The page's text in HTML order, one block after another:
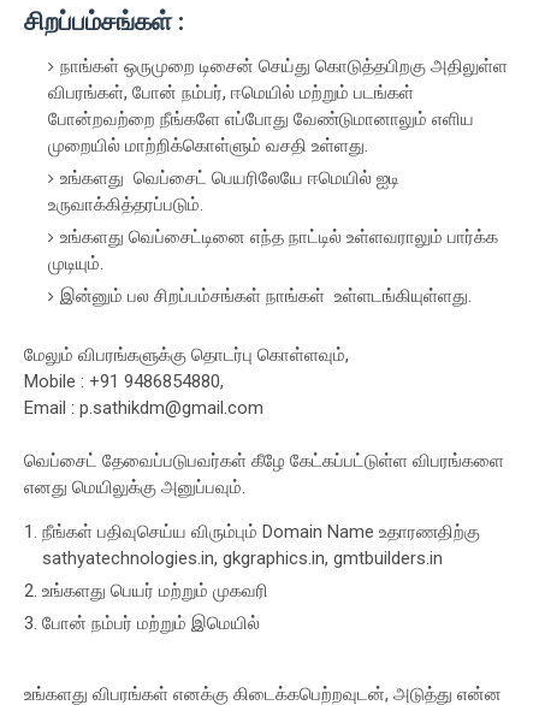
சிறப்பம்சங்கள் :
நாங்கள் ஒருமுறை டிசைன் செய்து கொடுத்தபிறகு அதிலுள்ள
விபரங்கள், போன் நம்பர், ஈமெயில் மற்றும் படங்கள்
போன்றவற்றை நீங்களே எப்போது வேண்டுமானாலும் எளிய
முறையில் மாற்றிக்கொள்ளும் வசதி உள்ளது.
உங்களது வெப்சைட் பெயரிலேயே ஈமெயில் ஐடி
உருவாக்கித்தரப்படும்.
உங்களது வெப்சைட்டினை எந்த நாட்டில் உள்ளவராலும் பார்க்க
முடியும்.
இன்னும் பல சிறப்பம்சங்கள் நாங்கள் உள்ளடங்கியுள்ளது.
மேலும் விபரங்களுக்கு தொடர்பு கொள்ளவும்,
Mobile : +91 9486854880,
Email : p.sathikdm@gmail.com
வெப்சைட் தேவைப்படுபவர்கள் கீழே கேட்கப்பட்டுள்ள விபரங்களை
எனது மெயிலுக்கு அனுப்பவும்.
நீங்கள் பதிவுசெய்ய விரும்பும் Domain Name உதாரணதிற்கு
sathyatechnologies.in, gkgraphics.in, gmtbuilders.in
உங்களது பெயர் மற்றும் முகவரி
போன் நம்பர் மற்றும் இமெயில்
உங்களது விபரங்கள் எனக்கு கிடைக்கபெற்றவுடன், அடுத்து என்ன